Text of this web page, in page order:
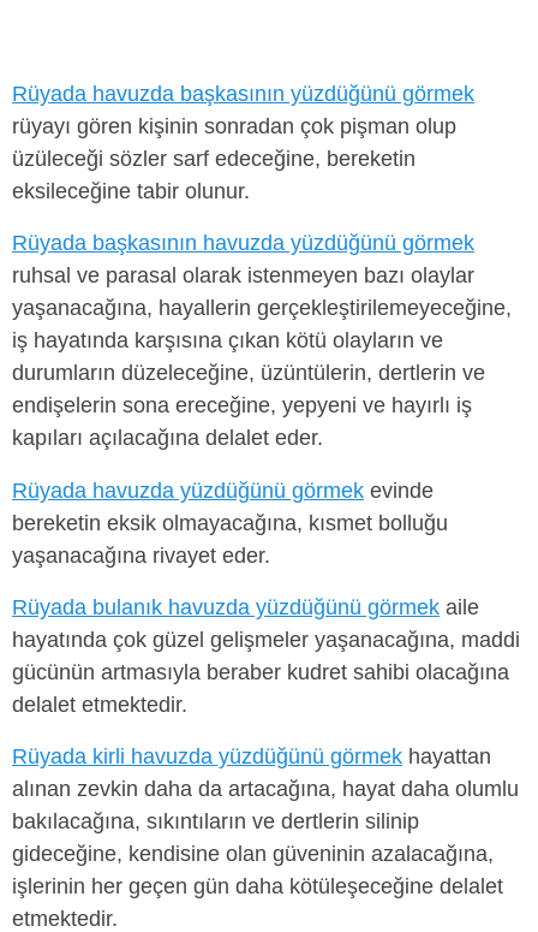
Rüyada havuzda başkasının yüzdüğünü görmek
rüyayı gören kişinin sonradan çok pişman olup
üzüleceği sözler sarf edeceğine, bereketin
eksileceğine tabir olunur.
Rüyada başkasının havuzda yüzdüğünü görmek
ruhsal ve parasal olarak istenmeyen bazı olaylar
yaşanacağına, hayallerin gerçekleştirilemeyeceğine,
iş hayatında karşısına çıkan kötü olayların ve
durumların düzeleceğine, üzüntülerin, dertlerin ve
endişelerin sona ereceğine, yepyeni ve hayırlı iş
kapıları açılacağına delalet eder.
Rüyada havuzda yüzdüğünü görmek evinde
bereketin eksik olmayacağına, kısmet bolluğu
yaşanacağına rivayet eder.
Rüyada bulanık havuzda yüzdüğünü görmek aile
hayatında çok güzel gelişmeler yaşanacağına, maddi
gücünün artmasıyla beraber kudret sahibi olacağına
delalet etmektedir.
Rüyada kirli havuzda yüzdüğünü görmek hayattan
alınan zevkin daha da artacağına, hayat daha olumlu
bakılacağına, sıkıntıların ve dertlerin silinip
gideceğine, kendisine olan güveninin azalacağına,
işlerinin her geçen gün daha kötüleşeceğine delalet
etmektedir.